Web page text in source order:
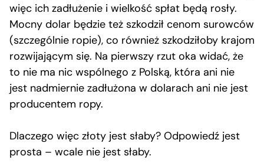
więc ich zadłużenie i wielkość spłat będą rosły.
Mocny dolar będzie też szkodził cenom surowców
(szczególnie ropie), co również szkodziłoby krajom
rozwijającym się. Na pierwszy rzut oka widać, że
to nie ma nic wspólnego z Polską, która ani nie
jest nadmiernie zadłużona w dolarach ani nie jest
producentem ropy.
Dlaczego więc złoty jest słaby? Odpowiedź jest
prosta – wcale nie jest słaby.